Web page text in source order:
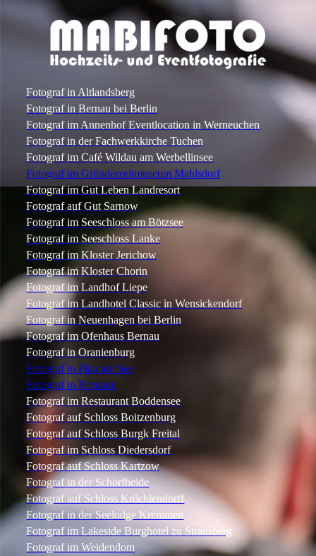
Fotograf in Altlandsberg
Fotograf in Bernau bei Berlin
Fotograf im Annenhof Eventlocation in Werneuchen
Fotograf in der Fachwerkkirche Tuchen
Fotograf im Café Wildau am Werbellinsee
Fotograf im Gründerzeitmuseum Mahlsdorf
Fotograf im Gut Leben Landresort
Fotograf auf Gut Sarnow
Fotograf im Seeschloss am Bötzsee
Fotograf im Seeschloss Lanke
Fotograf im Kloster Jerichow
Fotograf im Kloster Chorin
Fotograf im Landhof Liepe
Fotograf im Landhotel Classic in Wensickendorf
Fotograf in Neuenhagen bei Berlin
Fotograf im Ofenhaus Bernau
Fotograf in Oranienburg
Fotograf in Plau am See
Fotograf in Potsdam
Fotograf im Restaurant Boddensee
Fotograf auf Schloss Boitzenburg
Fotograf auf Schloss Burgk Freital
Fotograf im Schloss Diedersdorf
Fotograf auf Schloss Kartzow
Fotograf in der Schorfheide
Fotograf auf Schloss Kröchlendorff
Fotograf in der Seelodge Kremmen
Fotograf im Lakeside Burghotel zu Strausberg
Fotograf im Weidendom